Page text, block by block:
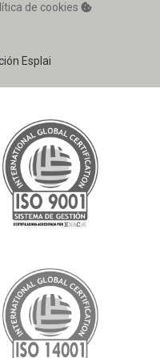
Esplai
de cookies